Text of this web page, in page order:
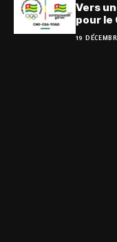
Vers
pour le
AG!
19